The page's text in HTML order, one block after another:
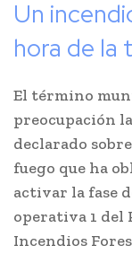
Un
hora de la
El término
preocupación
declarado
fuego que ha
activar la fase
operativa 1 del
Incendios